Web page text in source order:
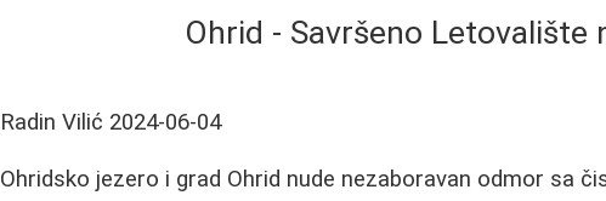
Ohrid - Savršeno Letovalište
Radin Vilić 2024-06-04
Ohridsko jezero i grad Ohrid nude nezaboravan odmor sa